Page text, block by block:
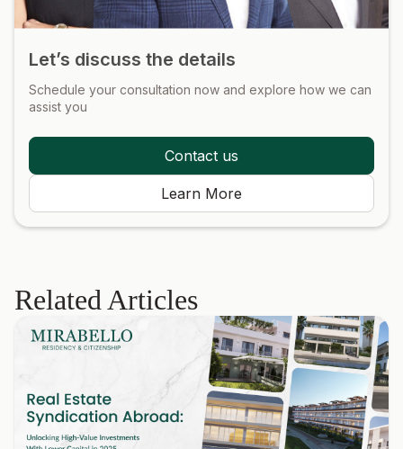
Let’s discuss the details
Schedule your consultation now and explore how we can
assist you
Contact us
Learn More
Related Articles